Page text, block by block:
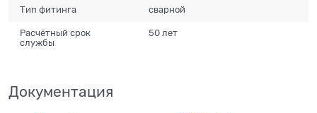
Тип фитинга сварной
Расчётный срок
службы
50 лет
Документация